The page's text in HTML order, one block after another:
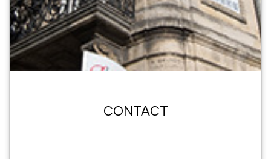
CONTACT